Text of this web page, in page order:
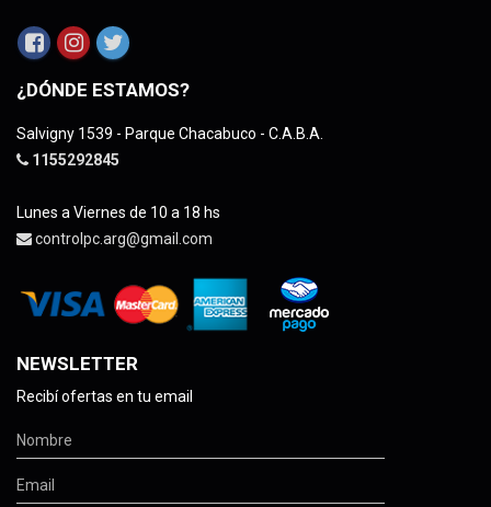
¿DÓNDE ESTAMOS?
Salvigny 1539 - Parque Chacabuco - C.A.B.A.
1155292845
Lunes a Viernes de 10 a 18 hs
controlpc.arg@gmail.com
NEWSLETTER
Recibí ofertas en tu email